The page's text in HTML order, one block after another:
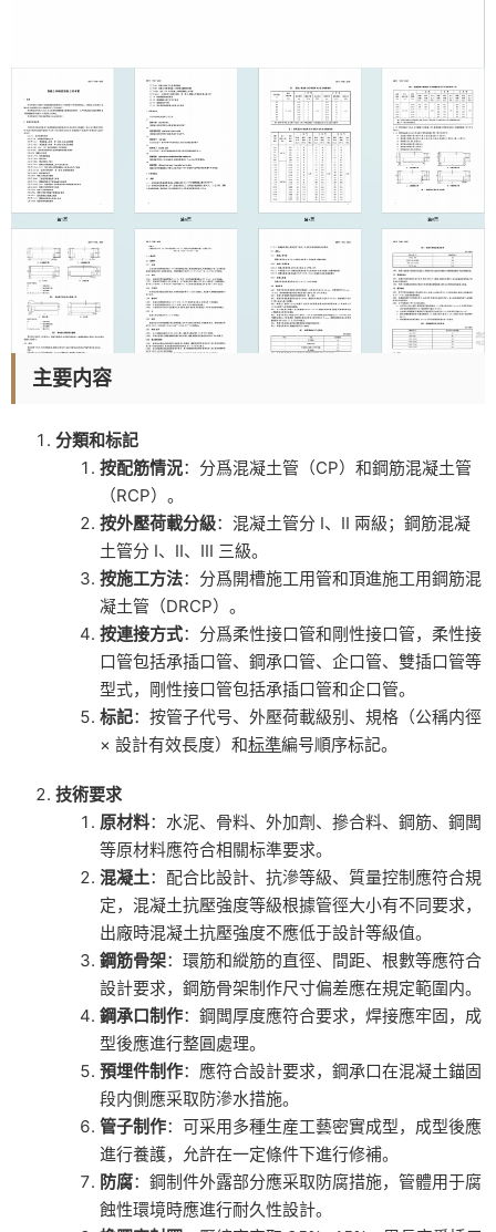
主要内容
分類和标記
按配筋情況：分爲混凝土管（CP）和鋼筋混凝土管
（RCP）。
按外壓荷載分級：混凝土管分 I、II 兩級；鋼筋混凝
土管分 I、II、III 三級。
按施工方法：分爲開槽施工用管和頂進施工用鋼筋混
凝土管（DRCP）。
按連接方式：分爲柔性接口管和剛性接口管，柔性接
口管包括承插口管、鋼承口管、企口管、雙插口管等
型式，剛性接口管包括承插口管和企口管。
标記：按管子代号、外壓荷載級别、規格（公稱内徑
× 設計有效長度）和标準編号順序标記。
技術要求
原材料：水泥、骨料、外加劑、摻合料、鋼筋、鋼闆
等原材料應符合相關标準要求。
混凝土：配合比設計、抗滲等級、質量控制應符合規
定，混凝土抗壓強度等級根據管徑大小有不同要求，
出廠時混凝土抗壓強度不應低于設計等級值。
鋼筋骨架：環筋和縱筋的直徑、間距、根數等應符合
設計要求，鋼筋骨架制作尺寸偏差應在規定範圍内。
鋼承口制作：鋼闆厚度應符合要求，焊接應牢固，成
型後應進行整圓處理。
預埋件制作：應符合設計要求，鋼承口在混凝土錨固
段内側應采取防滲水措施。
管子制作：可采用多種生産工藝密實成型，成型後應
進行養護，允許在一定條件下進行修補。
防腐：鋼制件外露部分應采取防腐措施，管體用于腐
蝕性環境時應進行耐久性設計。